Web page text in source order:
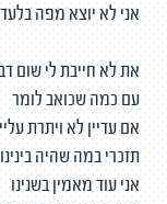
אני לא יוצא מפה
את לא חייבת לי שום
עם כמה שכואב לומר
אם עדיין לא ויתרת עליי
תזכרי במה שהיה בינינו
אני עוד מאמין בשנינו